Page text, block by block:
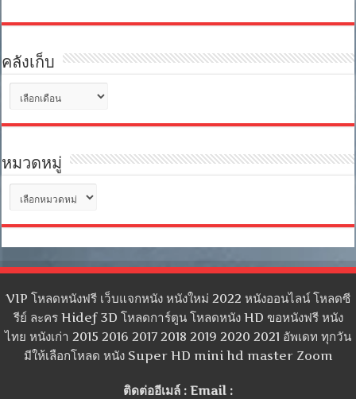
คลังเก็บ
เก็บ
หมวดหมู่
หมู่
VIP โหลดหนังฟรี เว็บแจกหนัง หนังใหม่ 2022 หนังออนไลน์ โหลดซี
รีย์ ละคร Hidef 3D โหลดการ์ตูน โหลดหนัง HD ขอหนังฟรี หนัง
ไทย หนังเก่า 2015 2016 2017 2018 2019 2020 2021 อัพเดท ทุกวัน
มีให้เลือกโหลด หนัง Super HD mini hd master Zoom
ติดต่ออีเมล์ : Email :